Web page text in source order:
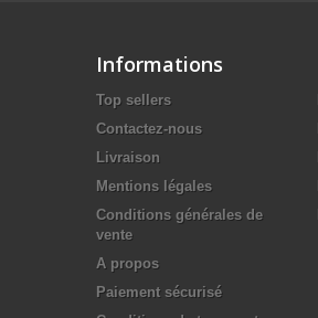
Informations
Top sellers
Contactez-nous
Livraison
Mentions légales
Conditions générales de
vente
A propos
Paiement sécurisé